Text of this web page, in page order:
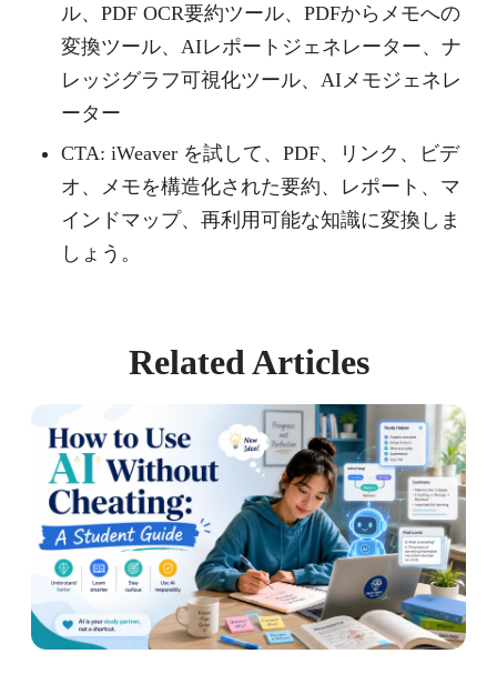
ル、PDF OCR要約ツール、PDFからメモへの
変換ツール、AIレポートジェネレーター、ナ
レッジグラフ可視化ツール、AIメモジェネレ
ーター
CTA: iWeaver を試して、PDF、リンク、ビデ
オ、メモを構造化された要約、レポート、マ
インドマップ、再利用可能な知識に変換しま
しょう。
Related Articles